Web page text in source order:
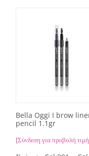
Bella Oggi I brow
pencil 1.1gr
[Σύνδεση για προβολή